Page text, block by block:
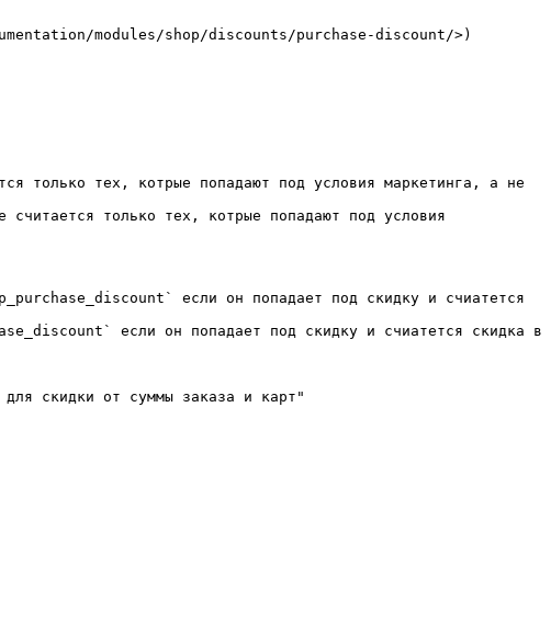
modules/shop/discounts/purchase-discount/>)
только тех, котрые попадают под условия маркетинга, а не
только тех, котрые попадают под условия
если он попадает под скидку и счиатется
если он попадает под скидку и счиатется скидка в
для скидки от суммы заказа и карт"